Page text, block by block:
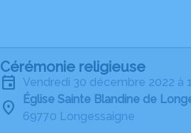
Cérémonie religieuse
vendredi 30 décembre 2022 à
Église Sainte Blandine de
69770 Longessaigne